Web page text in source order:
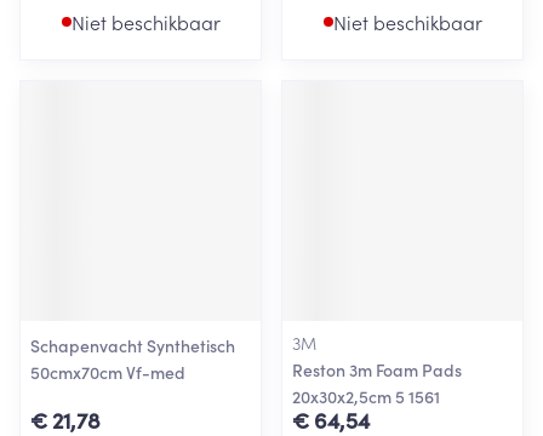
Niet beschikbaar Niet beschikbaar
Schapenvacht Synthetisch
50cmx70cm Vf-med
€ 21,78
3M
Reston 3m Foam Pads
20x30x2,5cm 5 1561
€ 64,54